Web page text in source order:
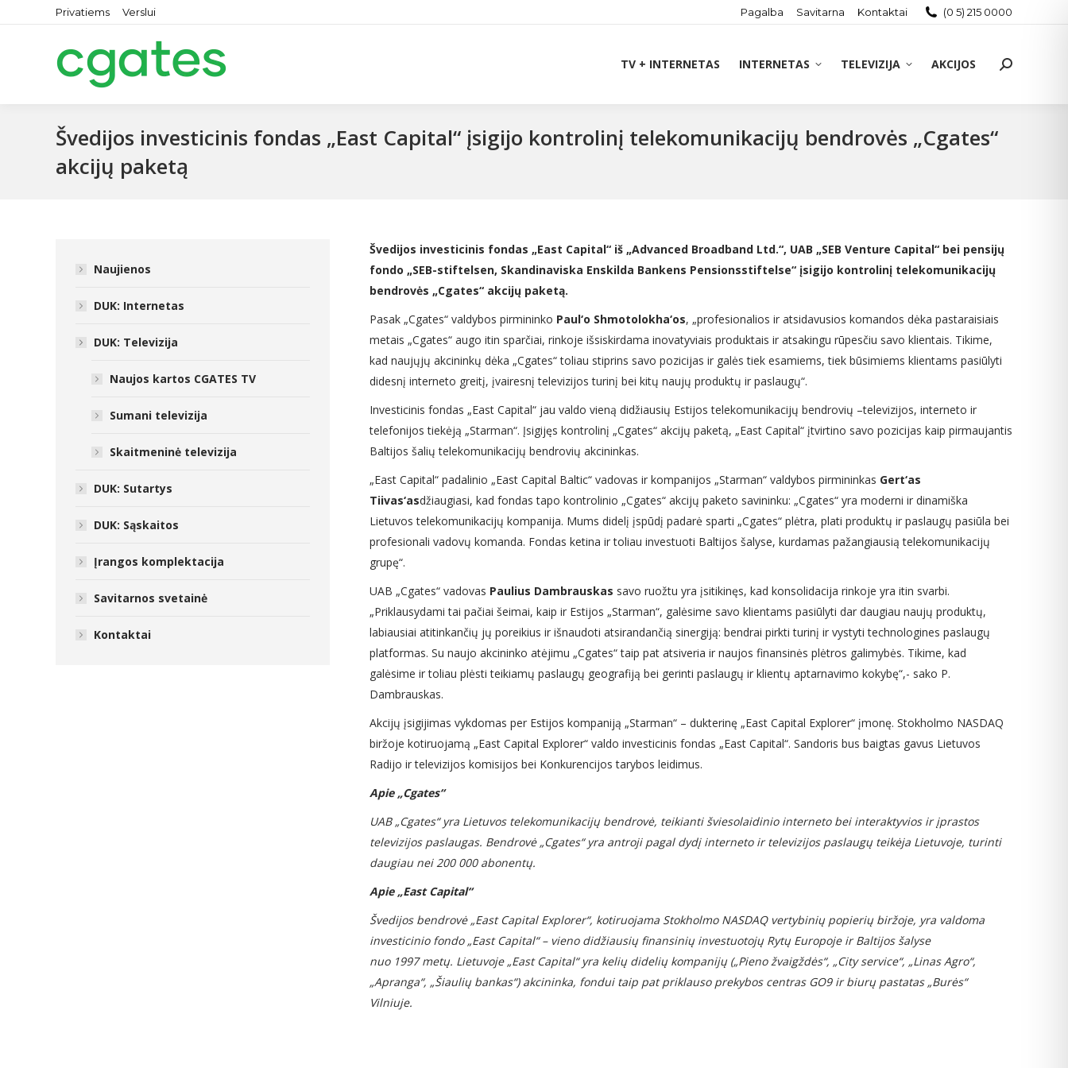
Privatiems Verslui Pagalba Savitarna Kontaktai (0 5) 215 0000
TV + INTERNETAS INTERNETAS TELEVIZIJA AKCIJOS Search:
Švedijos investicinis fondas „East Capital“ įsigijo kontrolinį telekomunikacijų bendrovės „Cgates“
akcijų paketą
Švedijos investicinis fondas „East Capital“ iš „Advanced Broadband Ltd.“, UAB „SEB Venture Capital“ bei pensijų
fondo „SEB-stiftelsen, Skandinaviska Enskilda Bankens Pensionsstiftelse“ įsigijo kontrolinį telekomunikacijų
bendrovės „Cgates“ akcijų paketą.
Pasak „Cgates“ valdybos pirmininko Paul‘o Shmotolokha‘os, „profesionalios ir atsidavusios komandos dėka pastaraisiais
metais „Cgates“ augo itin sparčiai, rinkoje išsiskirdama inovatyviais produktais ir atsakingu rūpesčiu savo klientais. Tikime,
kad naujųjų akcininkų dėka „Cgates“ toliau stiprins savo pozicijas ir galės tiek esamiems, tiek būsimiems klientams pasiūlyti
didesnį interneto greitį, įvairesnį televizijos turinį bei kitų naujų produktų ir paslaugų“.
Investicinis fondas „East Capital“ jau valdo vieną didžiausių Estijos telekomunikacijų bendrovių –televizijos, interneto ir
telefonijos tiekėją „Starman“. Įsigijęs kontrolinį „Cgates“ akcijų paketą, „East Capital“ įtvirtino savo pozicijas kaip pirmaujantis
Baltijos šalių telekomunikacijų bendrovių akcininkas.
„East Capital“ padalinio „East Capital Baltic“ vadovas ir kompanijos „Starman“ valdybos pirmininkas Gert‘as
Tiivas‘asdžiaugiasi, kad fondas tapo kontrolinio „Cgates“ akcijų paketo savininku: „Cgates“ yra moderni ir dinamiška
Lietuvos telekomunikacijų kompanija. Mums didelį įspūdį padarė sparti „Cgates“ plėtra, plati produktų ir paslaugų pasiūla bei
profesionali vadovų komanda. Fondas ketina ir toliau investuoti Baltijos šalyse, kurdamas pažangiausią telekomunikacijų
grupę“.
UAB „Cgates“ vadovas Paulius Dambrauskas savo ruožtu yra įsitikinęs, kad konsolidacija rinkoje yra itin svarbi.
„Priklausydami tai pačiai šeimai, kaip ir Estijos „Starman“, galėsime savo klientams pasiūlyti dar daugiau naujų produktų,
labiausiai atitinkančių jų poreikius ir išnaudoti atsirandančią sinergiją: bendrai pirkti turinį ir vystyti technologines paslaugų
platformas. Su naujo akcininko atėjimu „Cgates“ taip pat atsiveria ir naujos finansinės plėtros galimybės. Tikime, kad
galėsime ir toliau plėsti teikiamų paslaugų geografiją bei gerinti paslaugų ir klientų aptarnavimo kokybę“,- sako P.
Dambrauskas.
Akcijų įsigijimas vykdomas per Estijos kompaniją „Starman“ – dukterinę „East Capital Explorer“ įmonę. Stokholmo NASDAQ
biržoje kotiruojamą „East Capital Explorer“ valdo investicinis fondas „East Capital“. Sandoris bus baigtas gavus Lietuvos
Radijo ir televizijos komisijos bei Konkurencijos tarybos leidimus.
Apie „Cgates“
UAB „Cgates“ yra Lietuvos telekomunikacijų bendrovė, teikianti šviesolaidinio interneto bei interaktyvios ir įprastos
televizijos paslaugas. Bendrovė „Cgates“ yra antroji pagal dydį interneto ir televizijos paslaugų teikėja Lietuvoje, turinti
daugiau nei200 000 abonentų.
Apie „East Capital“
Švedijos bendrovė „East Capital Explorer“, kotiruojama Stokholmo NASDAQ vertybinių popierių biržoje, yra valdoma
investicinio fondo „East Capital“ – vieno didžiausių finansinių investuotojų Rytų Europoje ir Baltijos šalyse
nuo 1997metų. Lietuvoje „East Capital“ yra kelių didelių kompanijų („Pieno žvaigždės“, „City service“, „Linas Agro“,
„Apranga“, „Šiaulių bankas“) akcininka, fondui taip pat priklauso prekybos centras GO9ir biurų pastatas „Burės“
Vilniuje.
Naujienos
DUK: Internetas
DUK: Televizija
Naujos kartos CGATES TV
Sumani televizija
Skaitmeninė televizija
DUK: Sutartys
DUK: Sąskaitos
Įrangos komplektacija
Savitarnos svetainė
Kontaktai